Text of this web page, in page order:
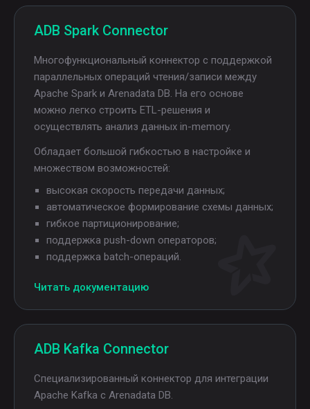
ADB Spark Connector
Mногофункциональный коннектор с поддержкой
параллельных операций чтения/записи между
Apache Spark и Arenadata DB. На его основе
можно легко строить ETL-решения и
осуществлять анализ данных in-memory.
Обладает большой гибкостью в настройке и
множеством возможностей:
высокая скорость передачи данных;
автоматическое формирование схемы данных;
гибкое партиционирование;
поддержка push-down операторов;
поддержка batch-операций.
Читать документацию
ADB Kafka Connector
Cпециализированный коннектор для интеграции
Apache Kafka с Arenadata DB.